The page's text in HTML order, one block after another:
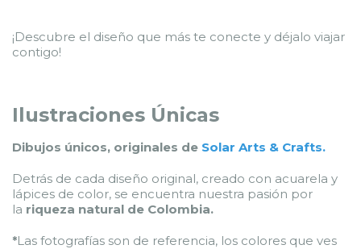
¡Descubre el diseño que más te conecte y déjalo viajar
contigo!
Ilustraciones Únicas
Dibujos únicos, originales de Solar Arts & Crafts.
Detrás de cada diseño original, creado con acuarela y
lápices de color, se encuentra nuestra pasión por
la riqueza natural de Colombia.
*Las fotografías son de referencia, los colores que ves